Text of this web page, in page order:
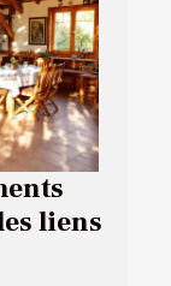
liens